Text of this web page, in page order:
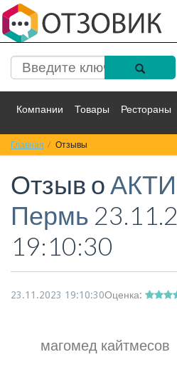
Компании Товары Рестораны
Спорт Фильмы
Красота Здоровье Остальное
Главная Отзывы
Отзыв о
Пермь
19:10:30
23.11.2023 19:10:30Оценка:
магомед кайтмесов